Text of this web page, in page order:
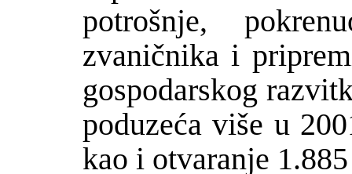
potrošnje,
zvaničnika i
gospodarskog
poduzeća više u
kao i otvaranje